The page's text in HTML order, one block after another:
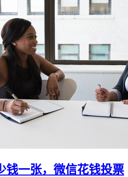
钱一张，微信花钱投票